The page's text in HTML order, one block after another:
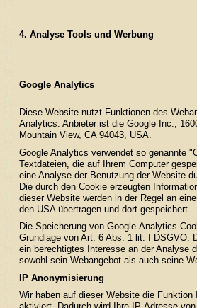
4. Analyse Tools und Werbung
Google Analytics
Diese Website nutzt Funktionen des
Analytics. Anbieter ist die Google Inc.,
Mountain View, CA 94043, USA.
Google Analytics verwendet so genannte
Textdateien, die auf Ihrem Computer
eine Analyse der Benutzung der Website
Die durch den Cookie erzeugten
dieser Website werden in der Regel an
den USA übertragen und dort gespeichert.
Die Speicherung von Google-Analytics-
Grundlage von Art. 6 Abs. 1 lit. f DSGVO.
ein berechtigtes Interesse an der Analyse
sowohl sein Webangebot als auch seine
IP Anonymisierung
Wir haben auf dieser Website die Funktion